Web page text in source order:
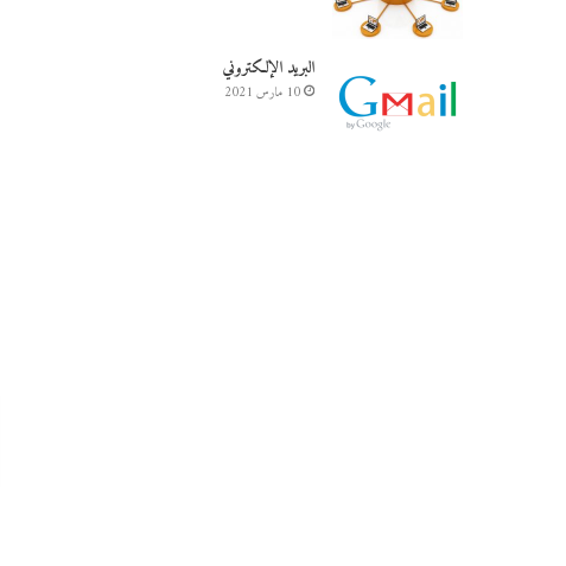
البريد الإلكتروني
10 مارس 2021